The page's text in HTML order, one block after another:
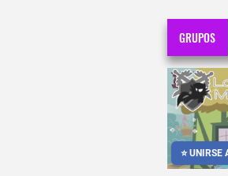
GRUPOS
⭐ UNIRSE